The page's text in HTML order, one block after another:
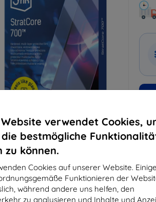
verwendet Cookies,
die bestmögliche
zu können.
Cookies auf unserer Website.
Funktionieren der
während andere uns helfen, den
zu analysieren und Inhalte und